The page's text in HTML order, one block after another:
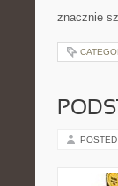
znacznie